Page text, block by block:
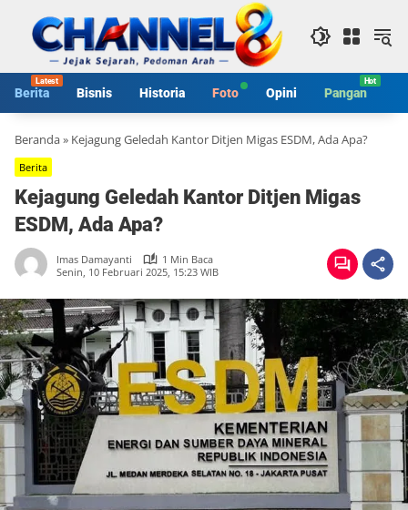
konten
Berita Bisnis Historia Foto Opini Pangan
Beranda» Kejagung Geledah Kantor Ditjen Migas ESDM, Ada Apa?
Berita
Kejagung Geledah Kantor Ditjen Migas
ESDM, Ada Apa?
Imas Damayanti
1 Min Baca
Senin, 10 Februari 2025, 15:23 WIB